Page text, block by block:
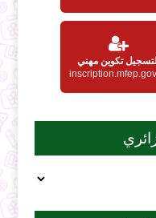
التسجيل تكوين مهني